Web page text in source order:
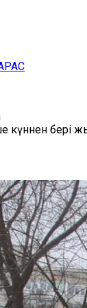
күннен бері